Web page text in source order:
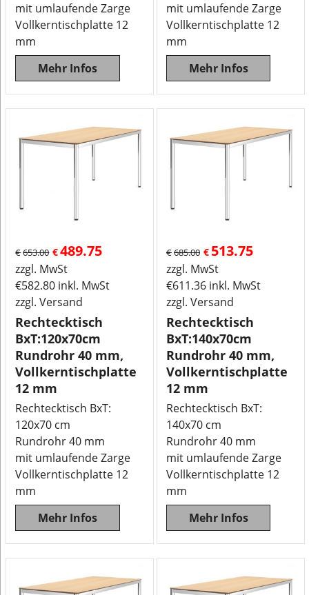
mit umlaufende Zarge
Vollkerntischplatte 12
mm
Mehr Infos
mit umlaufende Zarge
Vollkerntischplatte 12
mm
Mehr Infos
€653.00 €489.75
zzgl. MwSt
€582.80 inkl. MwSt
zzgl. Versand
Rechtecktisch
BxT:120x70cm
Rundrohr 40 mm,
Vollkerntischplatte
12 mm
Rechtecktisch BxT:
120x70 cm
Rundrohr 40 mm
mit umlaufende Zarge
Vollkerntischplatte 12
mm
Mehr Infos
€685.00 € 513.75
zzgl. MwSt
€611.36 inkl. MwSt
zzgl. Versand
Rechtecktisch
BxT:140x70cm
Rundrohr 40 mm,
Vollkerntischplatte
12 mm
Rechtecktisch BxT:
140x70 cm
Rundrohr 40 mm
mit umlaufende Zarge
Vollkerntischplatte 12
mm
Mehr Infos